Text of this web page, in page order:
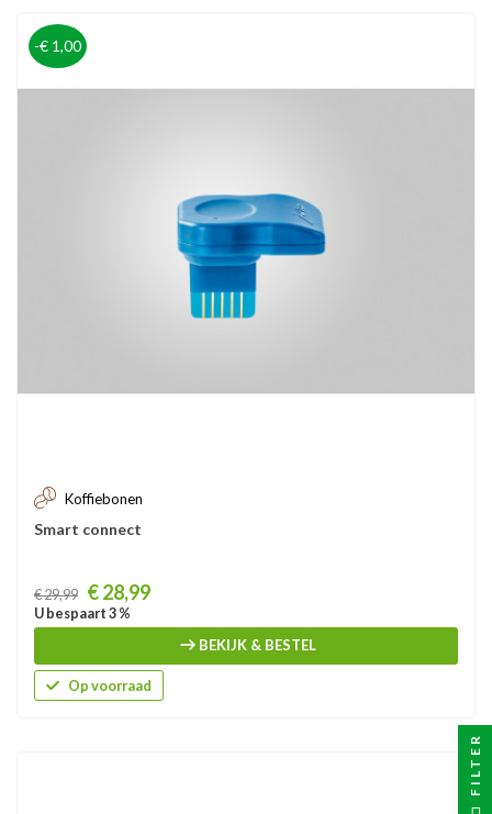
-€ 1,00
Koffiebonen
Smart connect
Prijs
€ 29,99 € 28,99
U bespaart 3 %
BEKIJK & BESTEL
Op voorraad
FILTER